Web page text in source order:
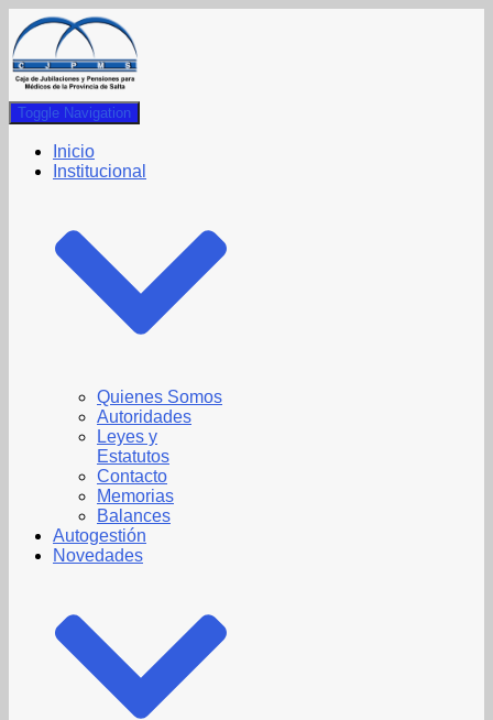
Toggle Navigation
Inicio
Institucional
Quienes Somos
Autoridades
Leyes y
Estatutos
Contacto
Memorias
Balances
Autogestión
Novedades